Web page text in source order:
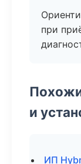
при
и
ИП